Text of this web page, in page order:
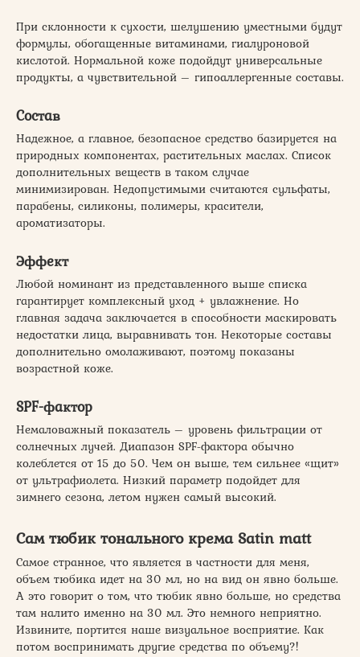
При склонности к сухости, шелушению уместными будут
формулы, обогащенные витаминами, гиалуроновой
кислотой. Нормальной коже подойдут универсальные
продукты, а чувствительной – гипоаллергенные составы.
Состав
Надежное, а главное, безопасное средство базируется на
природных компонентах, растительных маслах. Список
дополнительных веществ в таком случае
минимизирован. Недопустимыми считаются сульфаты,
парабены, силиконы, полимеры, красители,
ароматизаторы.
Эффект
Любой номинант из представленного выше списка
гарантирует комплексный уход + увлажнение. Но
главная задача заключается в способности маскировать
недостатки лица, выравнивать тон. Некоторые составы
дополнительно омолаживают, поэтому показаны
возрастной коже.
SPF-фактор
Немаловажный показатель – уровень фильтрации от
солнечных лучей. Диапазон SPF-фактора обычно
колеблется от 15 до 50. Чем он выше, тем сильнее «щит»
от ультрафиолета. Низкий параметр подойдет для
зимнего сезона, летом нужен самый высокий.
Сам тюбик тонального крема Satin matt
Самое странное, что является в частности для меня,
объем тюбика идет на 30 мл, но на вид он явно больше.
А это говорит о том, что тюбик явно больше, но средства
там налито именно на 30 мл. Это немного неприятно.
Извините, портится наше визуальное восприятие. Как
потом воспринимать другие средства по объему?!